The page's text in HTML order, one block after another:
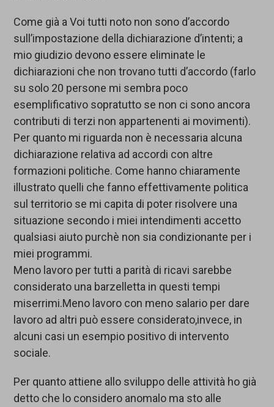
Come già a Voi tutti noto non sono d’accordo
sull’impostazione della dichiarazione d’intenti; a
mio giudizio devono essere eliminate le
dichiarazioni che non trovano tutti d’accordo (farlo
su solo 20 persone mi sembra poco
esemplificativo sopratutto se non ci sono ancora
contributi di terzi non appartenenti ai movimenti).
Per quanto mi riguarda non è necessaria alcuna
dichiarazione relativa ad accordi con altre
formazioni politiche. Come hanno chiaramente
illustrato quelli che fanno effettivamente politica
sul territorio se mi capita di poter risolvere una
situazione secondo i miei intendimenti accetto
qualsiasi aiuto purchè non sia condizionante per i
miei programmi.
Meno lavoro per tutti a parità di ricavi sarebbe
considerato una barzelletta in questi tempi
miserrimi.Meno lavoro con meno salario per dare
lavoro ad altri può essere considerato,invece, in
alcuni casi un esempio positivo di intervento
sociale.
Per quanto attiene allo sviluppo delle attività ho già
detto che lo considero anomalo ma sto alle